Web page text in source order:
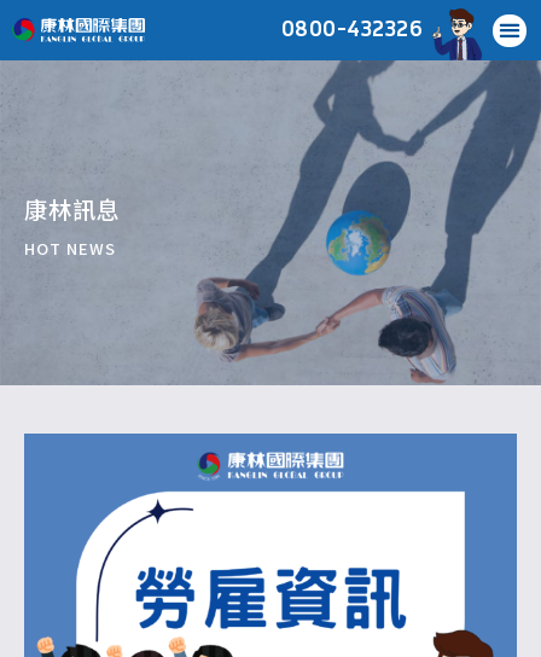
0800-432326
康林訊息
HOT NEWS